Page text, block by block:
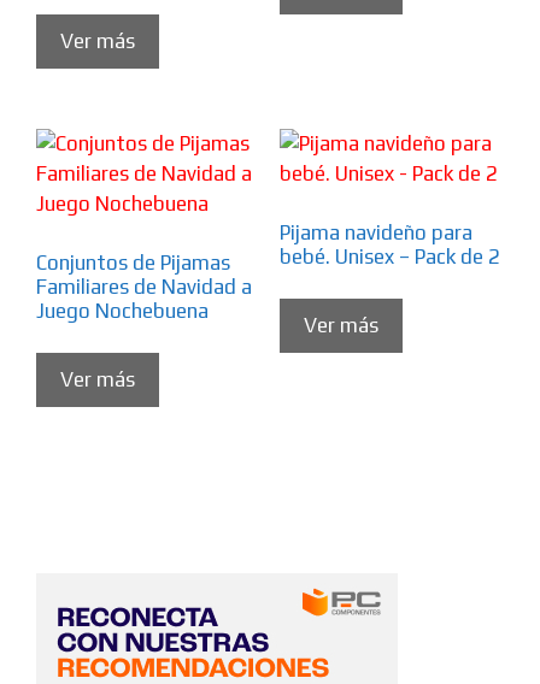
Ver más
Conjuntos de Pijamas
Familiares de Navidad a
Juego Nochebuena
Ver más
Pijama navideño para
bebé. Unisex – Pack de 2
Ver más